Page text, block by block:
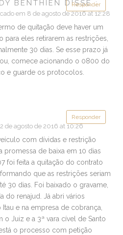
Responder
BENTHIEN DISSE :
em 8 de agosto de 2016 at 12:28
de quitação deve haver um
para eles retirarem as restrições,
30 dias. Se esse prazo já
comece acionando o 0800 do
e guarde os protocolos.
Responder
de agosto de 2016 at 10:26
com dívidas e restrição
promessa de baixa em 10 dias
foi feita a quitação do contrato
que as restrições seriam
30 dias. Foi baixado o gravame,
do renajud. Já abri vários
e na empresa de cobrança,
o Juiz e a 3ª vara cível de Santo
o processo com petição